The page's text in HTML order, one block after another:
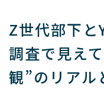
Z世代部下と
調査で見え
観”のリアル